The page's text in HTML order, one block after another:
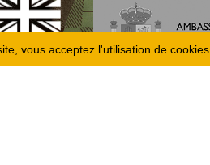
vous acceptez l'utilisation de cookies.